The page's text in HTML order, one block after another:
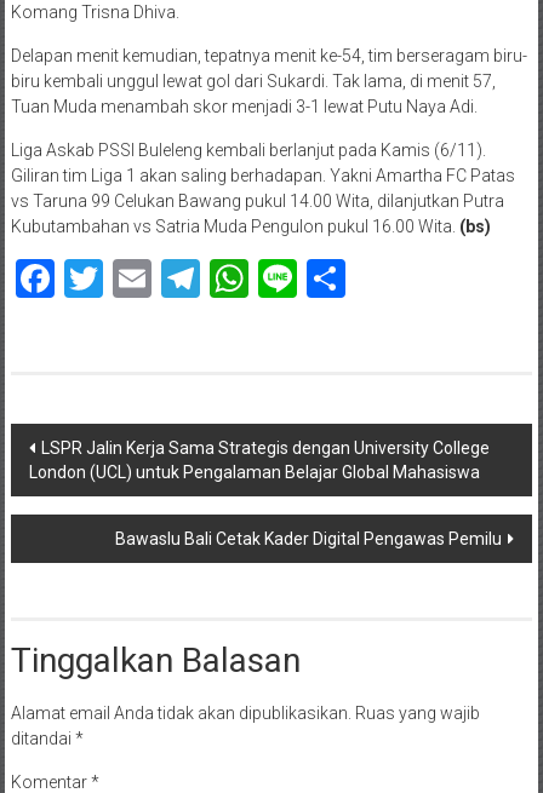
Komang Trisna Dhiva.
Delapan menit kemudian, tepatnya menit ke-54, tim berseragam biru-
biru kembali unggul lewat gol dari Sukardi. Tak lama, di menit 57,
Tuan Muda menambah skor menjadi 3-1 lewat Putu Naya Adi.
Liga Askab PSSI Buleleng kembali berlanjut pada Kamis (6/11).
Giliran tim Liga 1 akan saling berhadapan. Yakni Amartha FC Patas
vs Taruna 99 Celukan Bawang pukul 14.00 Wita, dilanjutkan Putra
Kubutambahan vs Satria Muda Pengulon pukul 16.00 Wita. (bs)
Facebook
Twitter
EmailTelegram
WhatsApp
LineShare
Navigasi
pos
LSPR Jalin Kerja Sama Strategis dengan University College
London (UCL) untuk Pengalaman Belajar Global Mahasiswa
Bawaslu Bali Cetak Kader Digital Pengawas Pemilu
Tinggalkan Balasan
Alamat email Anda tidak akan dipublikasikan. Ruas yang wajib
ditandai *
Komentar*